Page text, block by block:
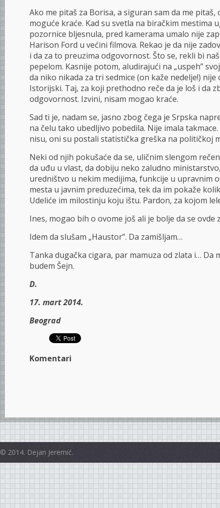
Ako me pitaš za Borisa, a siguran sam da me
moguće kraće. Kad su svetla na biračkim mestima
pozornice bljesnula, pred kamerama umalo nije
Harison Ford u većini filmova. Rekao je da nije
i da za to preuzima odgovornost. Što se, rekli bi
pepelom. Kasnije potom, aludirajući na „uspeh”
da niko nikada za tri sedmice (on kaže nedelje!)
Istorijski. Taj, za koji prethodno reče da je loš i da
odgovornost. Izvini, nisam mogao kraće.
Sad ti je, nadam se, jasno zbog čega je Srpska
na čelu tako ubedljivo pobedila. Nije imala
nisu, oni su postali statistička greška na političkoj
Neki od njih pokušaće da se, uličnim slengom
da uđu u vlast, da dobiju neko zaludno
uredništvo u nekim medijima, funkcije u upravnim
mesta u javnim preduzećima, tek da im pokaže
Udeliće im milostinju koju ištu. Pardon, za kojom
Ines, mogao bih o ovome još ali je bolje da se ovde
Idem da slušam „Haustor”. Da zamišljam…
Tanka dugačka cigara, par mamuza od zlata i… Da
budem Šejn.
D.
17. mart 2014.
Beograd
Komentari
© 2014. Dejan Jeremić.